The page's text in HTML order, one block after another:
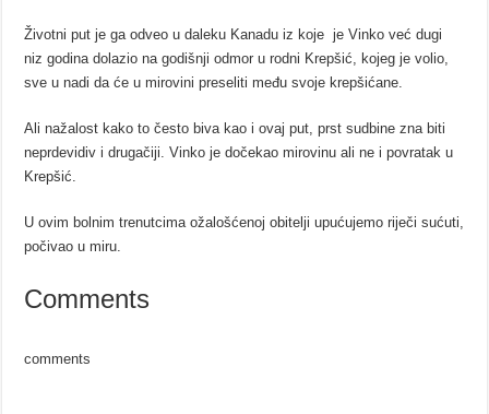
Životni put je ga odveo u daleku Kanadu iz koje je Vinko već dugi
niz godina dolazio na godišnji odmor u rodni Krepšić, kojeg je volio,
sve u nadi da će u mirovini preseliti među svoje krepšićane.
Ali nažalost kako to često biva kao i ovaj put, prst sudbine zna biti
neprdevidiv i drugačiji. Vinko je dočekao mirovinu ali ne i povratak u
Krepšić.
U ovim bolnim trenutcima ožalošćenoj obitelji upućujemo riječi sućuti,
počivao u miru.
Comments
comments